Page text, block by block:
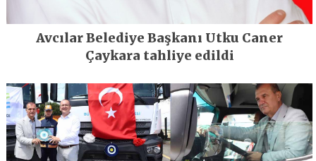
Avcılar Belediye Başkanı Utku Caner
Çaykara tahliye edildi